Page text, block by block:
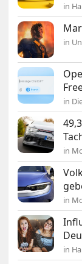
in
in
in
in
in
in